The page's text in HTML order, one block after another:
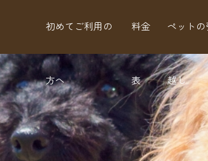
初めてご利用の
方へ
料金
表
ペットの
越し